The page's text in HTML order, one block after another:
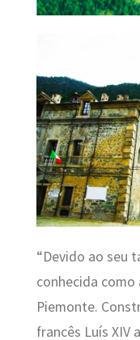
“Devido ao seu
conhecida como
Piemonte.
francês Luís XIV